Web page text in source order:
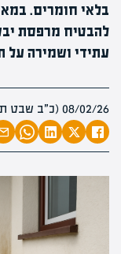
בלאי חומרים.
להבטיח מרפסת
עתידי ושמירה על
08/02/26 (כ״ב שבט תשפ״ו)